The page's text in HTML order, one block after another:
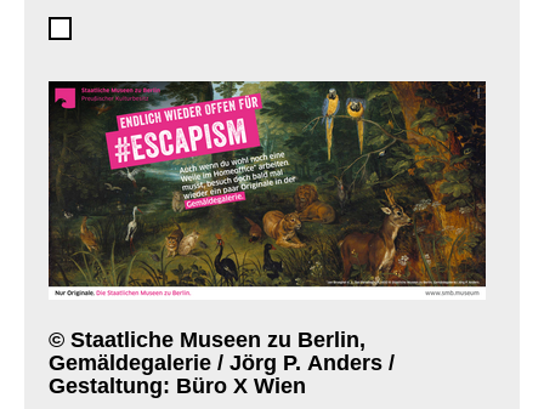
© Staatliche Museen zu Berlin,
Gemäldegalerie / Jörg P. Anders /
Gestaltung: Büro X Wien